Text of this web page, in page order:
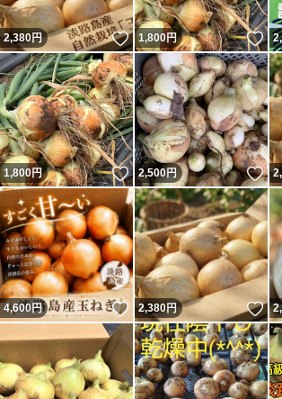
2,380円 いいね！
1,800円 い
1,800円 いいね！
2,500円 い
4,600円 いいね！
2,380円 い